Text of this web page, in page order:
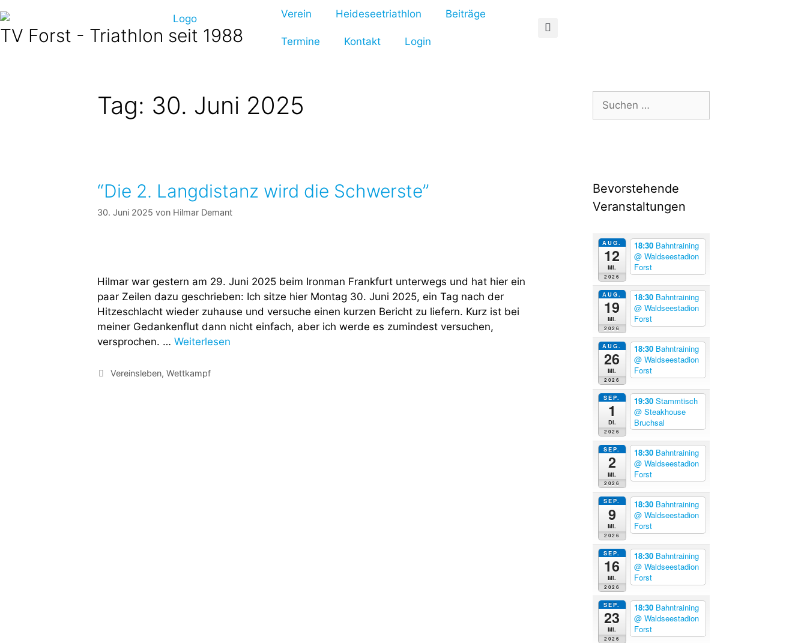
TV Forst - Triathlon seit 1988
Verein Heideseetriathlon Beiträge
Termine Kontakt Login
Tag: 30. Juni 2025
“Die 2. Langdistanz wird die Schwerste”
30. Juni 2025 von Hilmar Demant
Hilmar war gestern am 29. Juni 2025 beim Ironman Frankfurt unterwegs und hat hier ein
paar Zeilen dazu geschrieben: Ich sitze hier Montag 30. Juni 2025, ein Tag nach der
Hitzeschlacht wieder zuhause und versuche einen kurzen Bericht zu liefern. Kurz ist bei
meiner Gedankenflut dann nicht einfach, aber ich werde es zumindest versuchen,
versprochen. … Weiterlesen
Vereinsleben, Wettkampf
Bevorstehende
Veranstaltungen
AUG.
12
Mi.
2026
18:30 Bahntraining
@ Waldseestadion
Forst
AUG.
19
Mi.
2026
18:30 Bahntraining
@ Waldseestadion
Forst
AUG.
26
Mi.
2026
18:30 Bahntraining
@ Waldseestadion
Forst
SEP.
1
Di.
2026
19:30 Stammtisch
@ Steakhouse
Bruchsal
SEP.
2
Mi.
2026
18:30 Bahntraining
@ Waldseestadion
Forst
SEP.
9
Mi.
2026
18:30 Bahntraining
@ Waldseestadion
Forst
SEP.
16
Mi.
2026
18:30 Bahntraining
@ Waldseestadion
Forst
SEP.
23
Mi.
2026
18:30 Bahntraining
@ Waldseestadion
Forst